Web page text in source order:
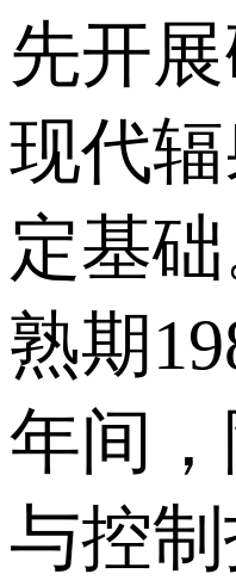
先开
现代
定基
熟期
年间
与控